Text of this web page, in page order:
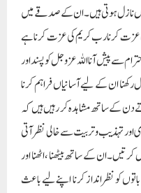
نازل ہوتی ہیں ۔ ان کے صدقے میں
کی عزت کرنا رب کریم کی عزت کرنا ہے
سے پیش آنا اللہ عزوجل کو پسند اور
ان کے لیے آسانیاں فراہم کرنا
کے ساتھ مشاہدہ کر رہیں ہیں کہ
تہذیب و تربیت سے خالی نظر آتی
۔ان کے ساتھ بیٹھنا ، اٹھنا اور
کو نظر انداز کرنا اپنے لیے باعث